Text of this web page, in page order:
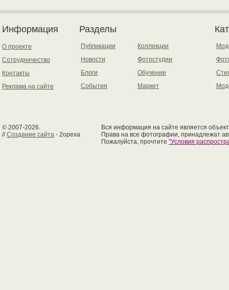
Информация
О проекте
Сотрудничество
Контакты
Реклама на сайте
Разделы
Публикации
Новости
Блоги
События
Коллекции
Фотостудии
Обучение
Маркет
© 2007-2026.
//Создание сайта - 2opexa
Вся информация на сайте является
Права на все фотографии, принадлежат
Пожалуйста, прочтите "Условия